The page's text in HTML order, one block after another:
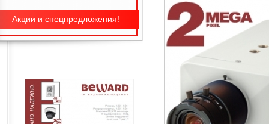
Акции и спецпредложения!